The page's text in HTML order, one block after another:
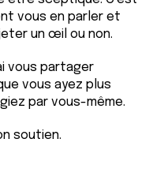
vous en parler et
un œil ou non.
vous partager
vous ayez plus
par vous-même.
soutien.